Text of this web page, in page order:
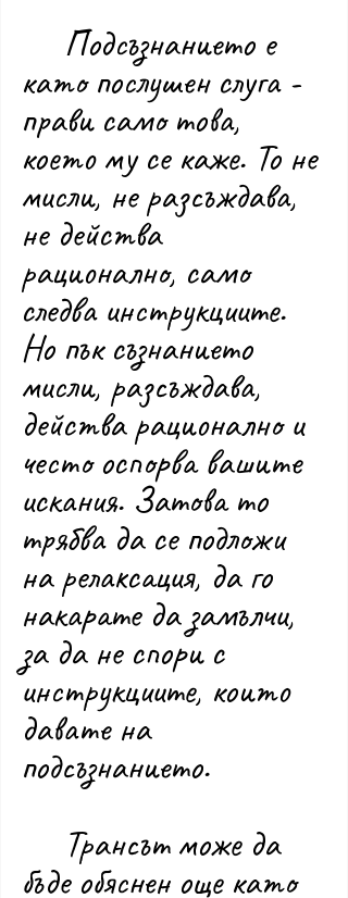
като послушен слуга -
прави само това,
което му се каже. То не
мисли, не разсъждава,
не действа
рационално, само
следва инструкциите.
Но пък съзнанието
мисли, разсъждава,
действа рационално и
често оспорва вашите
искания. Затова то
трябва да се подложи
на релаксация, да го
накарате да замълчи,
за да не спори с
инструкциите, които
давате на
подсъзнанието.
бъде обяснен още като